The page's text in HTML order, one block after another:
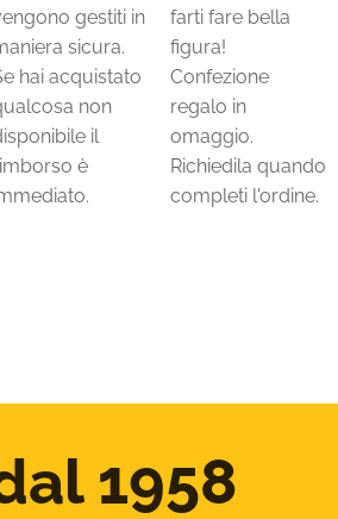
gestiti in
sicura.
hai acquistato
non
il
è
farti fare bella
figura!
Confezione
regalo in
omaggio.
Richiedila quando
completi l'ordine.
1958